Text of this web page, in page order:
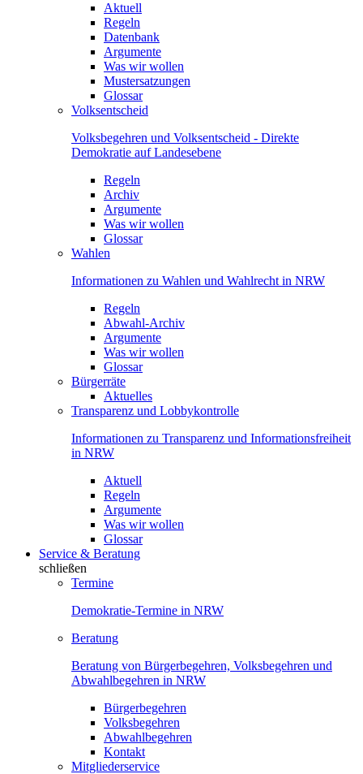
Aktuell
Regeln
Datenbank
Argumente
Was wir wollen
Mustersatzungen
Glossar
Volksentscheid
Volksbegehren und Volksentscheid - Direkte
Demokratie auf Landesebene
Regeln
Archiv
Argumente
Was wir wollen
Glossar
Wahlen
Informationen zu Wahlen und Wahlrecht in NRW
Regeln
Abwahl-Archiv
Argumente
Was wir wollen
Glossar
Bürgerräte
Aktuelles
Transparenz und Lobbykontrolle
Informationen zu Transparenz und Informationsfreiheit
in NRW
Aktuell
Regeln
Argumente
Was wir wollen
Glossar
Service & Beratung
schließen
Termine
Demokratie-Termine in NRW
Beratung
Beratung von Bürgerbegehren, Volksbegehren und
Abwahlbegehren in NRW
Bürgerbegehren
Volksbegehren
Abwahlbegehren
Kontakt
Mitgliederservice